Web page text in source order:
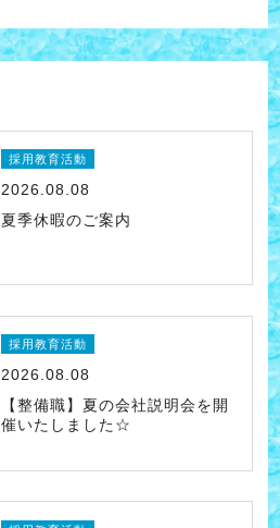
採用教育活動
2026.08.08
夏季休暇のご案内
採用教育活動
2026.08.08
【整備職】夏の会社説明会を開
催いたしました☆